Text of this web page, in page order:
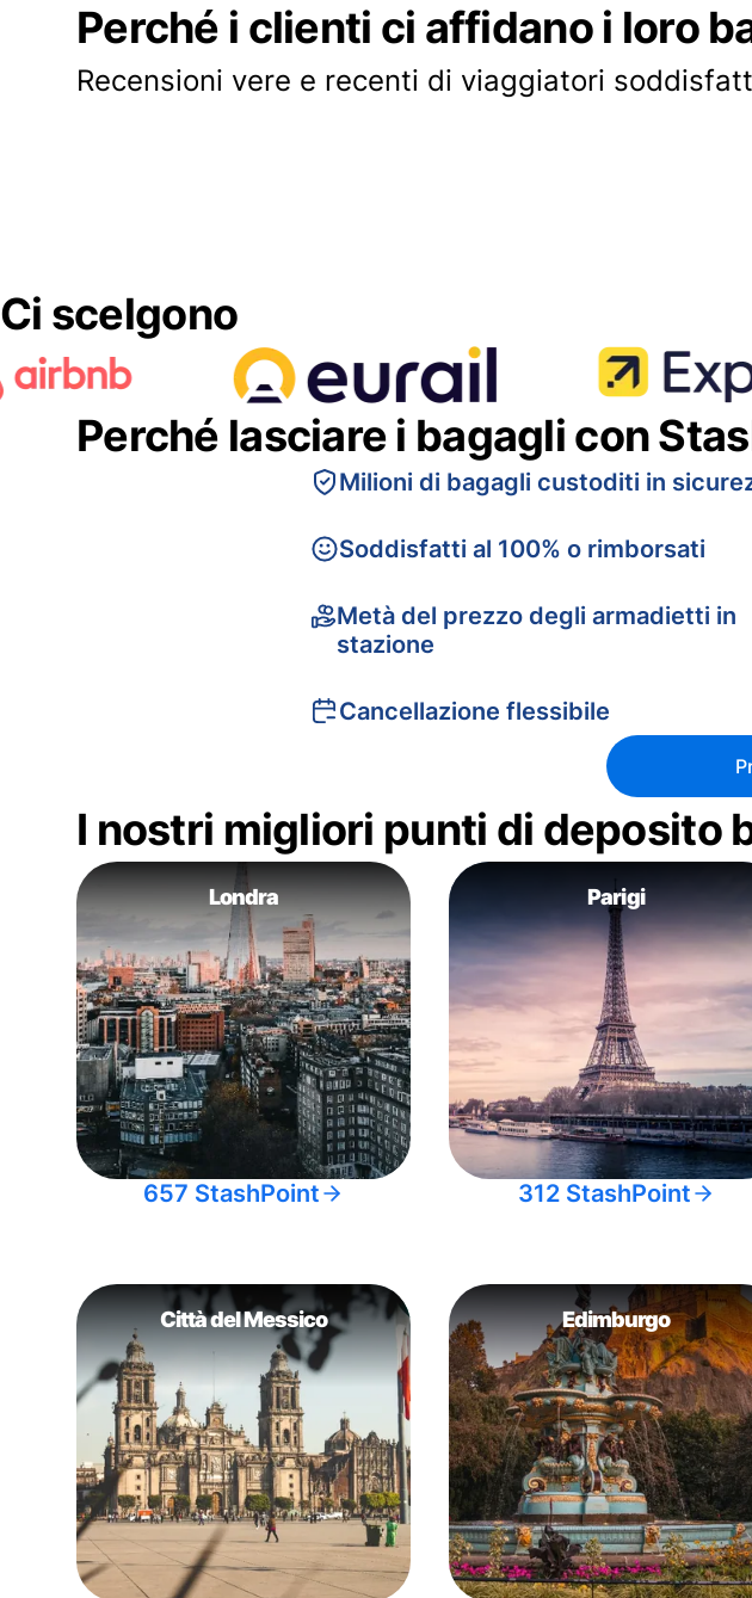
Perché i clienti ci affidano i loro
Recensioni vere e recenti di viaggiatori
Ci scelgono
Perché lasciare i bagagli con
Milioni di bagagli custoditi in
Soddisfatti al 100% o rimborsati
Metà del prezzo degli armadietti in
stazione
Cancellazione flessibile
I nostri migliori punti di deposito
Londra
657 StashPoint
Parigi
312 StashPoint
Città del Messico Edimburgo